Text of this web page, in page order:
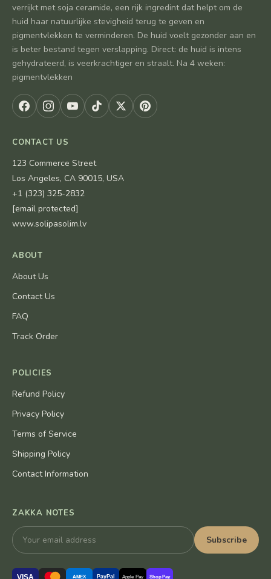
verrijkt met soja ceramide, een rijk ingredint dat helpt om de
huid haar natuurlijke stevigheid terug te geven en
pigmentvlekken te verminderen. De huid voelt gezonder aan en
is beter bestand tegen verslapping. Direct: de huid is intens
gehydrateerd, is veerkrachtiger en straalt. Na 4 weken:
pigmentvlekken
CONTACT US
123 Commerce Street
Los Angeles, CA 90015, USA
+1 (323) 325-2832
[email protected]
www.solipasolim.lv
ABOUT
About Us
Contact Us
FAQ
Track Order
POLICIES
Refund Policy
Privacy Policy
Terms of Service
Shipping Policy
Contact Information
ZAKKA NOTES
Subscribe
VISA AMEX PayPal Apple Pay Shop Pay